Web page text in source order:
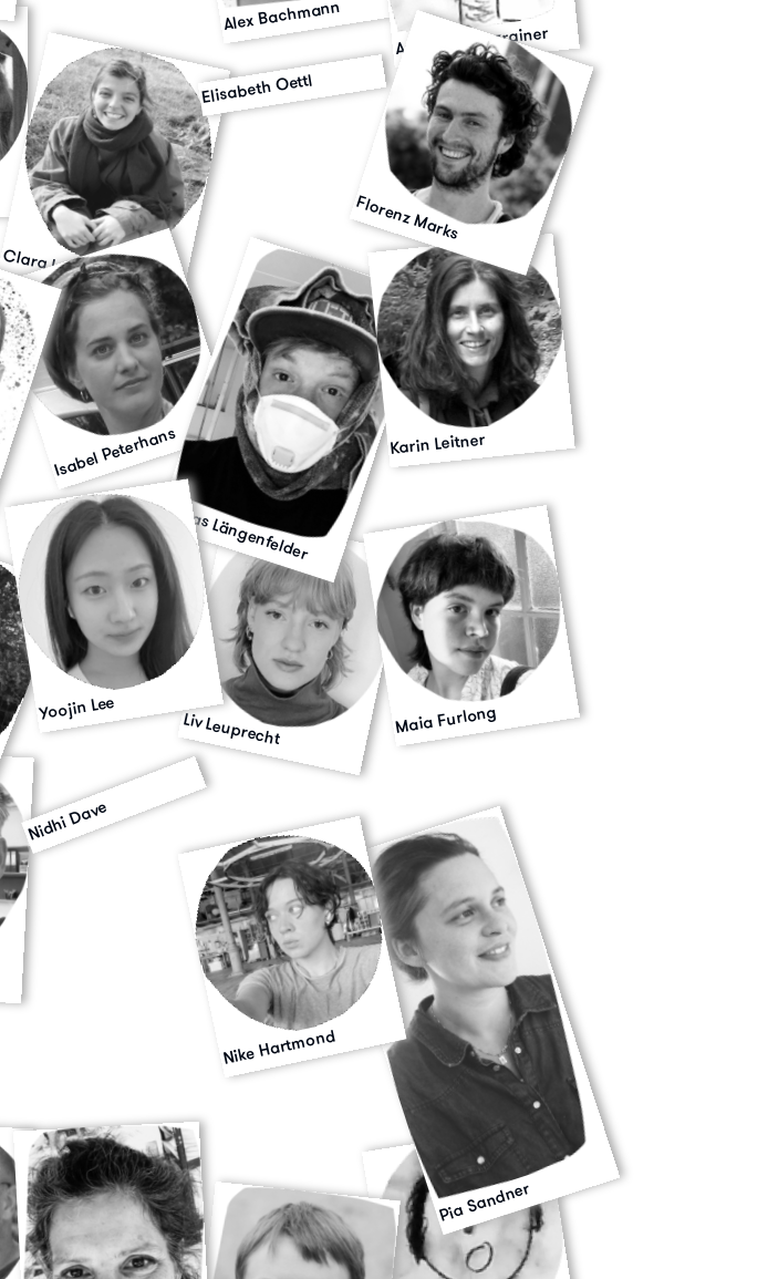
Alex Bachmann
Andreas Wurzrainer
Clara Leitão
Elisabeth Oettl
Florenz Marks
Isabel Peterhans
Jonas Längenfelder
Karin Leitner
Yoojin Lee
Liv Leuprecht Maia Furlong
Nidhi Dave
Nike Hartmond
Pia Sandner